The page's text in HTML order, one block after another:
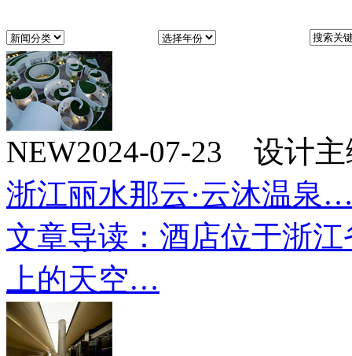
NEW2024-07-23 设计
浙江丽水那云·云沐温泉
文章导读：酒店位于浙
上的天空…